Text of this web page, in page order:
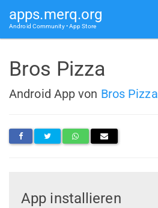
apps.merq.org
Android Community • App Store
Bros Pizza
Android App von Bros Pizza
App installieren